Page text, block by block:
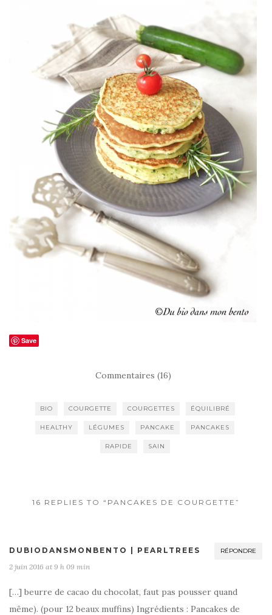
Save
Commentaires (16)
BIO COURGETTE COURGETTES ÉQUILIBRÉ
HEALTHY LÉGUMES PANCAKE PANCAKES
RAPIDE SAIN
16 REPLIES TO “PANCAKES DE COURGETTE”
DUBIODANSMONBENTO | PEARLTREES RÉPONDRE
2 juin 2016 at 9 h 09 min
[…] beurre de cacao du chocolat, faut pas pousser quand
même). (pour 12 beaux muffins) Ingrédients : Pancakes de